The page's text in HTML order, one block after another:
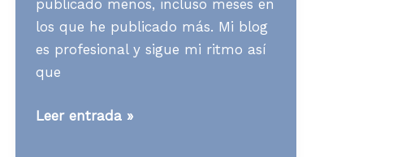
publicado menos, incluso meses en
los que he publicado más. Mi blog
es profesional y sigue mi ritmo así
que
[Contenidos]
Leer entrada »